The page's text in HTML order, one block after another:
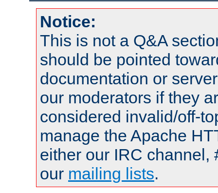
Notice:
This is not a Q&A
should be pointed
documentation or
our moderators if they
considered invalid/off-
manage the Apache
either our IRC channel,
our mailing lists.